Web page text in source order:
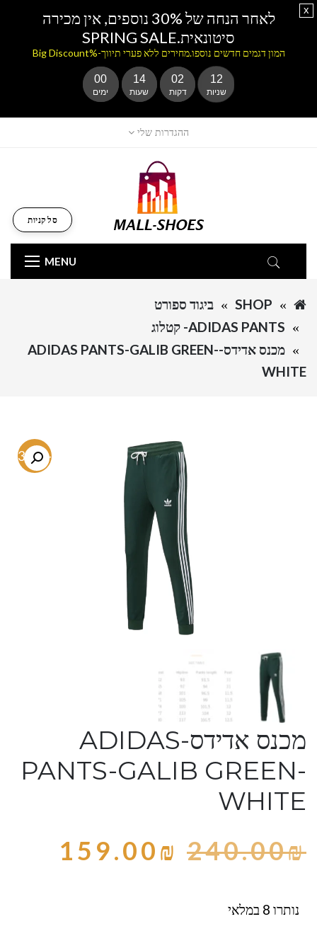
ההגדרות שלי
MENU
סל קניות
SHOP
ביגוד ספורט
ADIDAS PANTS- קטלוג
מכנס אדידס-ADIDAS PANTS-GALIB GREEN-
WHITE
-33.8%
מכנס אדידס-ADIDAS
PANTS-GALIB GREEN-
WHITE
240.00₪
159.00₪
נותרו 8 במלאי
לאחר הנחה של 30% נוספים, אין מכירה
סיטונאית.SPRING SALE
המון דגמים חדשים נוספו.מחירים ללא פערי תיווך-%Big Discount
00
ימים
14
שעות
02
דקות
12
שניות
x